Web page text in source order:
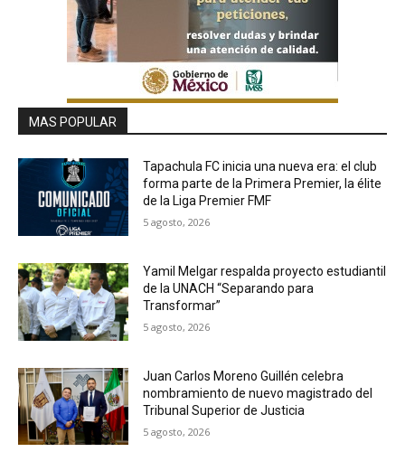
MAS POPULAR
Tapachula FC inicia una nueva era: el club
forma parte de la Primera Premier, la élite
de la Liga Premier FMF
5 agosto, 2026
Yamil Melgar respalda proyecto estudiantil
de la UNACH “Separando para
Transformar”
5 agosto, 2026
Juan Carlos Moreno Guillén celebra
nombramiento de nuevo magistrado del
Tribunal Superior de Justicia
5 agosto, 2026